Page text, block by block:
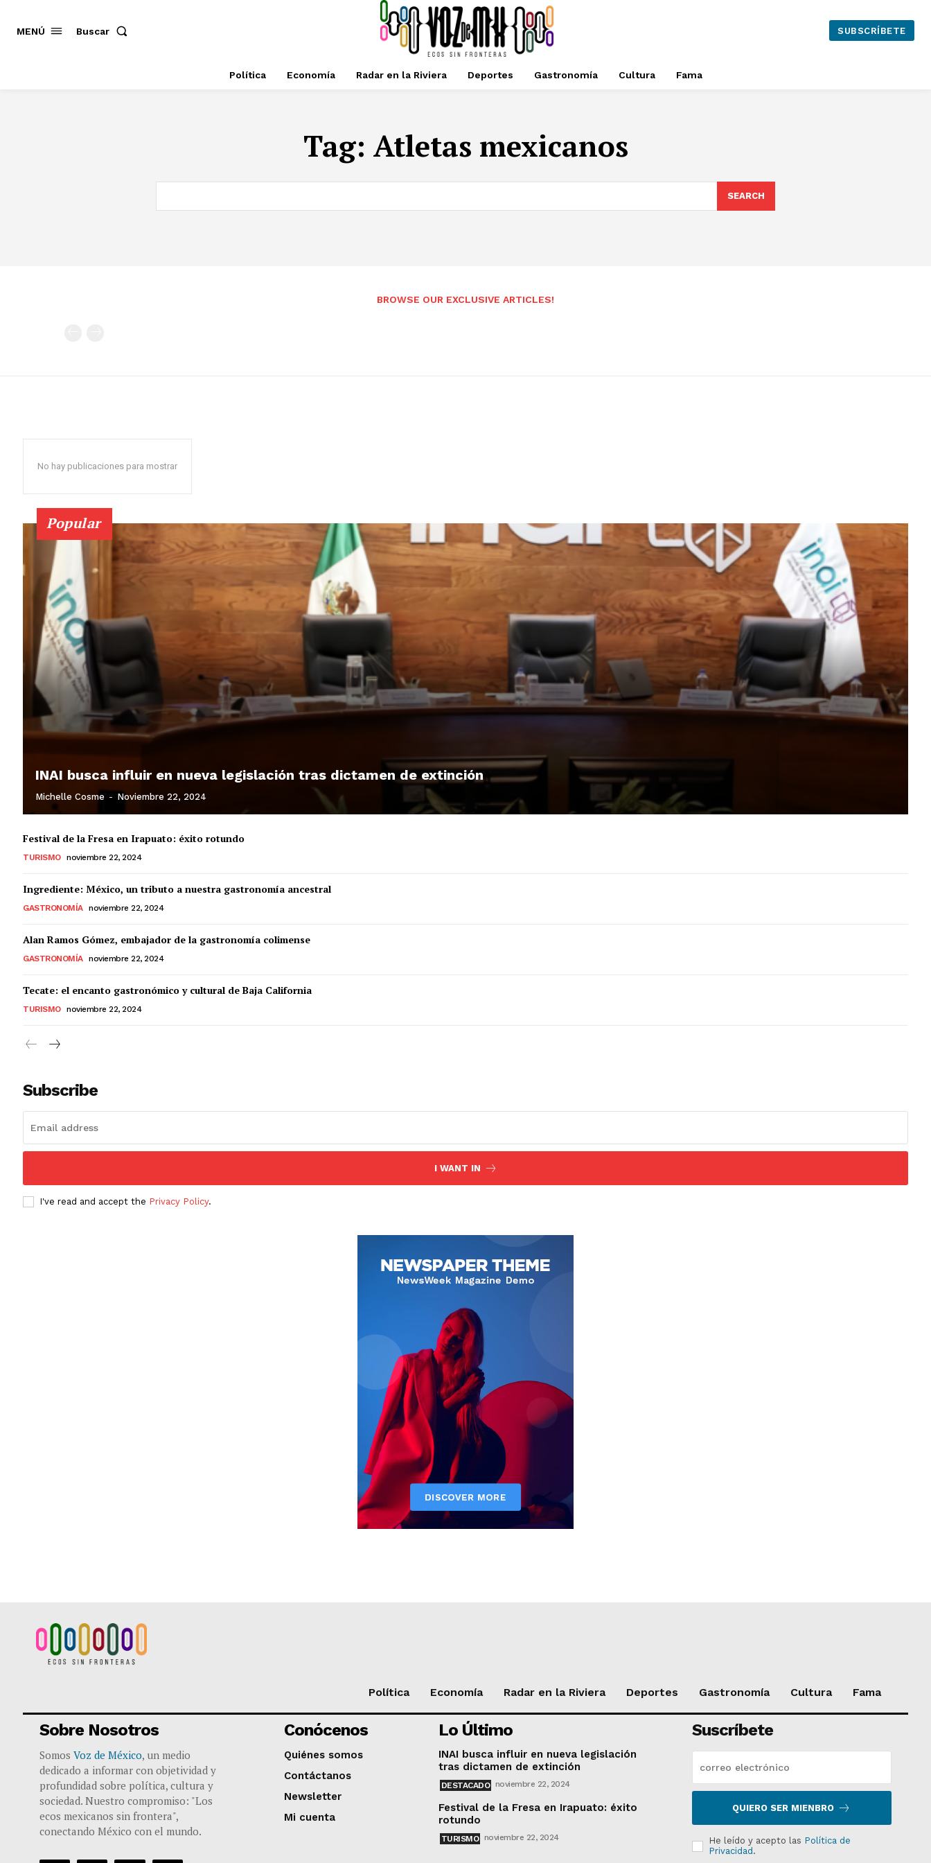
MENÚ Buscar SUBSCRÍBETE
Política Economía Radar en la Riviera Deportes Gastronomía Cultura Fama
Tag: Atletas mexicanos
SEARCH
BROWSE OUR EXCLUSIVE ARTICLES!
No hay publicaciones para mostrar
Popular
INAI busca influir en nueva legislación tras dictamen de extinción
Michelle Cosme - Noviembre 22, 2024
Festival de la Fresa en Irapuato: éxito rotundo
TURISMO noviembre 22, 2024
Ingrediente: México, un tributo a nuestra gastronomía ancestral
GASTRONOMÍA noviembre 22, 2024
Alan Ramos Gómez, embajador de la gastronomía colimense
GASTRONOMÍA noviembre 22, 2024
Tecate: el encanto gastronómico y cultural de Baja California
TURISMO noviembre 22, 2024
Subscribe
I WANT IN
I've read and accept the Privacy Policy.
Política Economía Radar en la Riviera Deportes Gastronomía Cultura Fama
Sobre Nosotros
Somos Voz de México, un medio
dedicado a informar con objetividad y
profundidad sobre política, cultura y
sociedad. Nuestro compromiso: "Los
ecos mexicanos sin frontera",
conectando México con el mundo.
Conócenos
Quiénes somos
Contáctanos
Newsletter
Mi cuenta
Lo Último
INAI busca influir en nueva legislación
tras dictamen de extinción
DESTACADO noviembre 22, 2024
Festival de la Fresa en Irapuato: éxito
rotundo
TURISMO noviembre 22, 2024
Suscríbete
QUIERO SER MIENBRO
He leído y acepto las Política de
Privacidad .